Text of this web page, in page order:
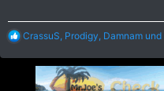
R
a
CrassuS Prodigy Damnam und